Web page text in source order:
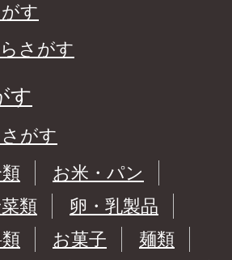
す
さがす
す
がす
お米・パン
類
卵・乳製品
お菓子
麺類